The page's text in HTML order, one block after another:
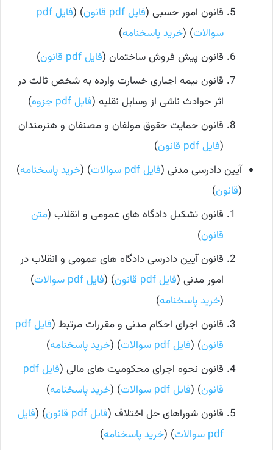
قانون امور حسبی (فایل pdf قانون ) (
فایل pdf
سوالات) (خرید پاسخنامه)
قانون پیش فروش ساختمان (فایل pdf قانون
)
قانون بیمه اجباری خسارت وارده به شخص ثالث در
اثر حوادث ناشی از وسایل نقلیه (فایل pdf جزوه
)
قانون حمایت حقوق مولفان و مصنفان و هنرمندان
(فایل pdf قانون
)
آیین دادرسی مدنی (فایل pdf سوالات ) (خرید پاسخنامه)
(قانون)
قانون تشکیل دادگاه های عمومی و انقلاب (متن
قانون)
قانون آیین دادرسی دادگاه های عمومی و انقلاب در
امور مدنی (فایل pdf قانون ) (فایل pdf سوالات
)
(خرید پاسخنامه)
قانون اجرای احکام مدنی و مقررات مرتبط (
فایل pdf
قانون) (فایل pdf سوالات ) (خرید پاسخنامه)
قانون نحوه اجرای محکومیت های مالی (
فایل pdf
قانون) (فایل pdf سوالات ) (خرید پاسخنامه)
قانون شوراهای حل اختلاف (فایل pdf قانون ) (فایل
pdf سوالات
) (خرید پاسخنامه)